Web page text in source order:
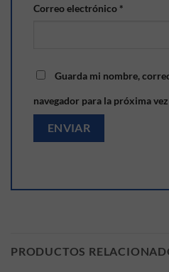
Correo electrónico *
Guarda mi nombre,
navegador para la próxima
PRODUCTOS